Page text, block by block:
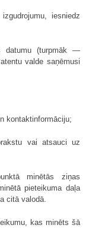
iesniedz
datumu (turpmāk —
valde saņēmusi
kontaktinformāciju;
vai atsauci uz
minētās ziņas
pieteikuma daļa
citā valodā.
kas minēts šā